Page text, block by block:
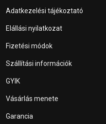
Adatkezelési tájékoztató
Elállási nyilatkozat
Fizetési módok
Szállítási információk
GYIK
Vásárlás menete
Garancia